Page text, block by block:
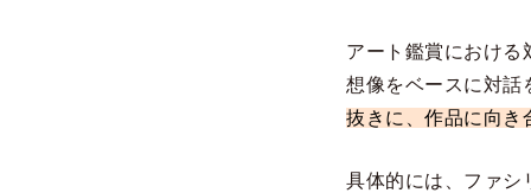
アート鑑賞における
想像をベースに対話
抜きに、作品に向き
具体的には、ファシ